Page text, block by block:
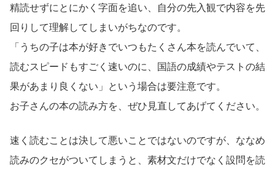
精読せずにとにかく字面を追い、自分の先入観で内容を先
回りして理解してしまいがちなのです。
「うちの子は本が好きでいつもたくさん本を読んでいて、
読むスピードもすごく速いのに、国語の成績やテストの結
果があまり良くない」という場合は要注意です。
お子さんの本の読み方を、ぜひ見直してあげてください。
速く読むことは決して悪いことではないのですが、ななめ
読みのクセがついてしまうと、素材文だけでなく設問を読